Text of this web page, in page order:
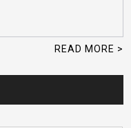
READ MORE >